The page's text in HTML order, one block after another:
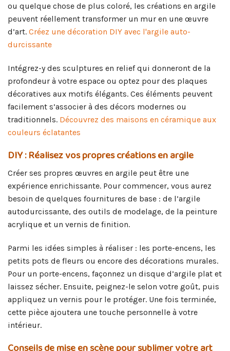
ou quelque chose de plus coloré, les créations en argile
peuvent réellement transformer un mur en une œuvre
d’art. Créez une décoration DIY avec l'argile auto-
durcissante
Intégrez-y des sculptures en relief qui donneront de la
profondeur à votre espace ou optez pour des plaques
décoratives aux motifs élégants. Ces éléments peuvent
facilement s’associer à des décors modernes ou
traditionnels. Découvrez des maisons en céramique aux
couleurs éclatantes
DIY : Réalisez vos propres créations en argile
Créer ses propres œuvres en argile peut être une
expérience enrichissante. Pour commencer, vous aurez
besoin de quelques fournitures de base : de l’argile
autodurcissante, des outils de modelage, de la peinture
acrylique et un vernis de finition.
Parmi les idées simples à réaliser : les porte-encens, les
petits pots de fleurs ou encore des décorations murales.
Pour un porte-encens, façonnez un disque d’argile plat et
laissez sécher. Ensuite, peignez-le selon votre goût, puis
appliquez un vernis pour le protéger. Une fois terminée,
cette pièce ajoutera une touche personnelle à votre
intérieur.